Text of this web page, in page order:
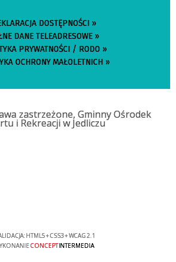
DOSTĘPNOŚCI »
DANE TELEADRESOWE »
PRYWATNOŚCI / RODO »
OCHRONY MAŁOLETNICH »
zastrzeżone, Gminny Ośrodek
i Rekreacji w Jedliczu
HTML5+CSS3+WCAG 2.1
CONCEPTINTERMEDIA